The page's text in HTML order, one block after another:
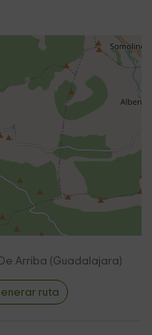
Arriba (Guadalajara)
ruta